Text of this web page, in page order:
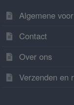
Algemene
Contact
Over ons
Verzenden en